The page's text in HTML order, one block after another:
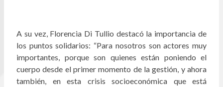
A su vez, Florencia Di Tullio destacó la importancia de
los puntos solidarios: “Para nosotros son actores muy
importantes, porque son quienes están poniendo el
cuerpo desde el primer momento de la gestión, y ahora
también, en esta crisis socioeconómica que está